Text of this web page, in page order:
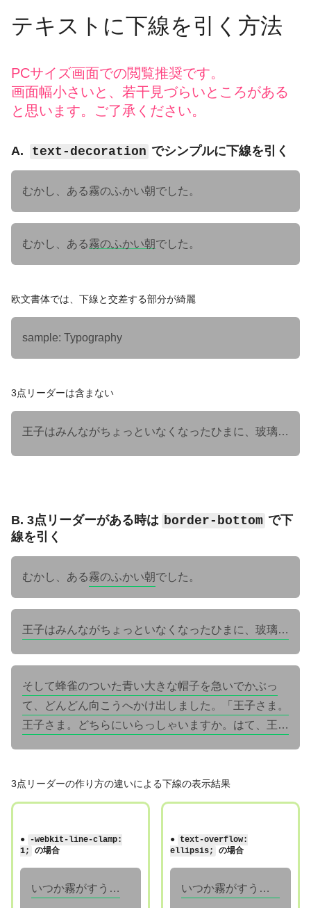
テキストに下線を引く方法
PCサイズ画面での閲覧推奨です。
画面幅小さいと、若干見づらいところがある
と思います。ご了承ください。
A. text-decoration でシンプルに下線を引く
むかし、ある霧のふかい朝でした。
むかし、ある霧のふかい朝でした。
欧文書体では、下線と交差する部分が綺麗
sample: Typography
3点リーダーは含まない
王子はみんながちょっといなくなったひまに、玻璃でたたんだ自分のお室から、ひょいっと芝生へ飛びおりました。
B. 3点リーダーがある時は border-bottom で下
線を引く
むかし、ある霧のふかい朝でした。
王子はみんながちょっといなくなったひまに、玻璃で
ました。
そして蜂雀のついた青い大きな帽子を急いでかぶっ
て、どんどん向こうへかけ出しました。「王子さま。
王子さま。どちらにいらっしゃいますか。はて、王子
た。王子は霧の中で、はあはあ笑って立ちどまり、ち
ょっとそっちを向きましたが、またすぐ向き直って音
どんどん大臣の家の方へかけました。
3点リーダーの作り方の違いによる下線の表示結果
●
-webkit-line-clamp:
1;
の場合
いつか霧がすうっ
● text-overflow:
ellipsis;
の場合
いつか霧がすうっとうすくなって、お日さまの光が黄金色に透きとおってきました。やがて風が霧をふっと払いましたので、露はきらきら光り、きつねのしっぽのような茶色の草穂は一面波を立てました。